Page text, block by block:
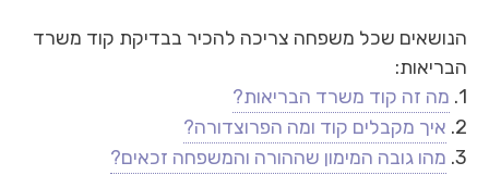
לחץ
למעבר
לאיזור
לאיזור
טאב
להיכנס
לאיזור
לאזור
הבא
טאב
כדי
להיכנס
לאיזור
בלוג
שאלות ותשובות
רופא גריאטרי עד הבית
משפטי
הנושאים שכל משפחה צריכה להכיר בבדיקת קוד משרד
הבריאות:
1. מה זה קוד משרד הבריאות?
2. איך מקבלים קוד ומה הפרוצדורה?
3. מהו גובה המימון שההורה והמשפחה זכאים?